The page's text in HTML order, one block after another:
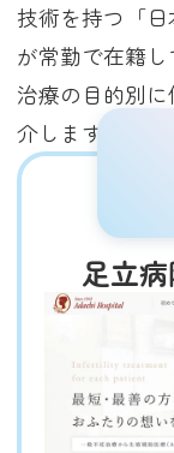
技術を持つ「日
が常勤で在籍し
治療の目的別
介します（2025
足立